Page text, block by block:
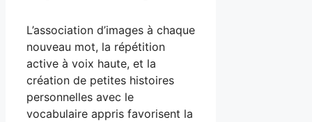
L’association d’images à chaque
nouveau mot, la répétition
active à voix haute, et la
création de petites histoires
personnelles avec le
vocabulaire appris favorisent la